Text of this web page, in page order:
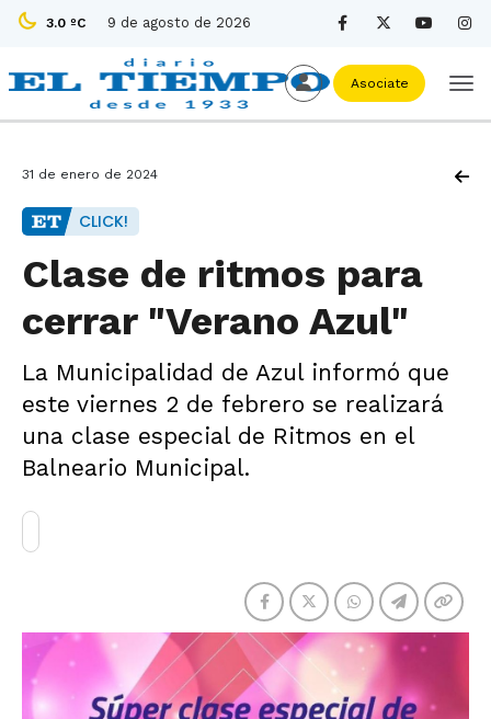
3.0 ºC 9 de agosto de 2026
Asociate
31 de enero de 2024
CLICK!
Clase de ritmos para
cerrar "Verano Azul"
La Municipalidad de Azul informó que
este viernes 2 de febrero se realizará
una clase especial de Ritmos en el
Balneario Municipal.